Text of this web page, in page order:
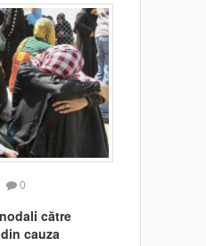
0
către
cauza